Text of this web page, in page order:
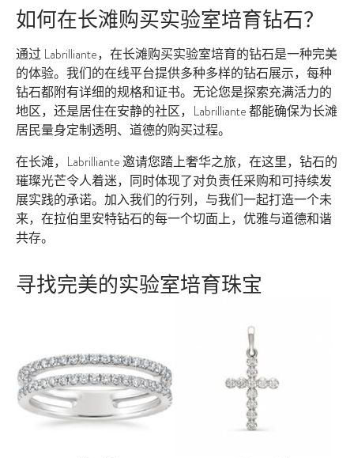
如何在长滩购买实验室培育钻石？
通过 Labrilliante，在长滩购买实验室培育的钻石是一种完美
的体验。我们的在线平台提供多种多样的钻石展示，每种
钻石都附有详细的规格和证书。无论您是探索充满活力的
地区，还是居住在安静的社区，Labrilliante 都能确保为长滩
居民量身定制透明、道德的购买过程。
在长滩，Labrilliante 邀请您踏上奢华之旅，在这里，钻石的
璀璨光芒令人着迷，同时体现了对负责任采购和可持续发
展实践的承诺。加入我们的行列，与我们一起打造一个未
来，在拉伯里安特钻石的每一个切面上，优雅与道德和谐
共存。
寻找完美的实验室培育珠宝